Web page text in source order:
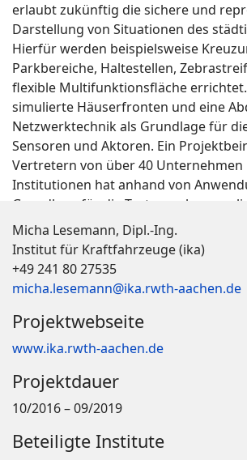
erlaubt zukünftig die sichere und
Darstellung von Situationen des
Hierfür werden beispielsweise
Parkbereiche, Haltestellen,
flexible Multifunktionsfläche
simulierte Häuserfronten und eine
Netzwerktechnik als Grundlage für
Sensoren und Aktoren. Ein
Vertretern von über 40 Unternehmen
Institutionen hat anhand von
Grundlage für die Testumgebung
Micha Lesemann, Dipl.-Ing.
Institut für Kraftfahrzeuge (ika)
+49 241 80 27535
micha.lesemann@ika.rwth-aachen.de
Projektwebseite
www.ika.rwth-aachen.de
Projektdauer
10/2016 – 09/2019
Beteiligte Institute